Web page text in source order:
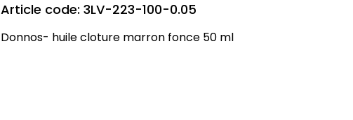
Article code: 3LV-223-100-0.05
Donnos- huile cloture marron fonce 50 ml